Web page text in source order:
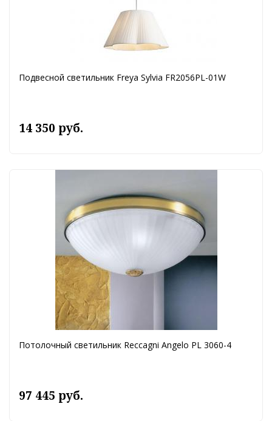
Подвесной светильник Freya Sylvia FR2056PL-01W
14 350 руб.
Потолочный светильник Reccagni Angelo PL 3060-4
97 445 руб.